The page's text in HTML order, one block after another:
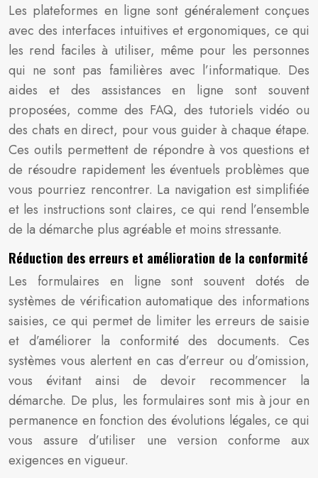
Les plateformes en ligne sont généralement conçues
avec des interfaces intuitives et ergonomiques, ce qui
les rend faciles à utiliser, même pour les personnes
qui ne sont pas familières avec l’informatique. Des
aides et des assistances en ligne sont souvent
proposées, comme des FAQ, des tutoriels vidéo ou
des chats en direct, pour vous guider à chaque étape.
Ces outils permettent de répondre à vos questions et
de résoudre rapidement les éventuels problèmes que
vous pourriez rencontrer. La navigation est simplifiée
et les instructions sont claires, ce qui rend l’ensemble
de la démarche plus agréable et moins stressante.
Réduction des erreurs et amélioration de la conformité
Les formulaires en ligne sont souvent dotés de
systèmes de vérification automatique des informations
saisies, ce qui permet de limiter les erreurs de saisie
et d’améliorer la conformité des documents. Ces
systèmes vous alertent en cas d’erreur ou d’omission,
vous évitant ainsi de devoir recommencer la
démarche. De plus, les formulaires sont mis à jour en
permanence en fonction des évolutions légales, ce qui
vous assure d’utiliser une version conforme aux
exigences en vigueur.